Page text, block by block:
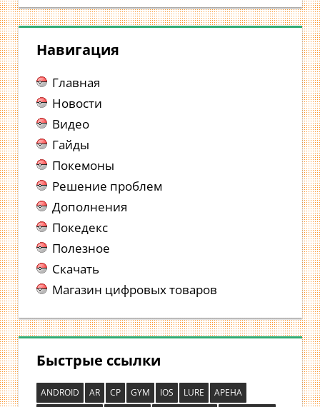
Навигация
Главная
Новости
Видео
Гайды
Покемоны
Решение проблем
Дополнения
Покедекс
Полезное
Скачать
Магазин цифровых товаров
Быстрые ссылки
ANDROID AR CP GYM IOS LURE
АРЕНА